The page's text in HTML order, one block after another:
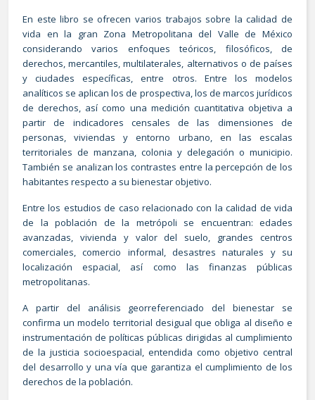
En este libro se ofrecen varios trabajos sobre la calidad de
vida en la gran Zona Metropolitana del Valle de México
considerando varios enfoques teóricos, filosóficos, de
derechos, mercantiles, multilaterales, alternativos o de países
y ciudades específicas, entre otros. Entre los modelos
analíticos se aplican los de prospectiva, los de marcos jurídicos
de derechos, así como una medición cuantitativa objetiva a
partir de indicadores censales de las dimensiones de
personas, viviendas y entorno urbano, en las escalas
territoriales de manzana, colonia y delegación o municipio.
También se analizan los contrastes entre la percepción de los
habitantes respecto a su bienestar objetivo.
Entre los estudios de caso relacionado con la calidad de vida
de la población de la metrópoli se encuentran: edades
avanzadas, vivienda y valor del suelo, grandes centros
comerciales, comercio informal, desastres naturales y su
localización espacial, así como las finanzas públicas
metropolitanas.
A partir del análisis georreferenciado del bienestar se
confirma un modelo territorial desigual que obliga al diseño e
instrumentación de políticas públicas dirigidas al cumplimiento
de la justicia socioespacial, entendida como objetivo central
del desarrollo y una vía que garantiza el cumplimiento de los
derechos de la población.